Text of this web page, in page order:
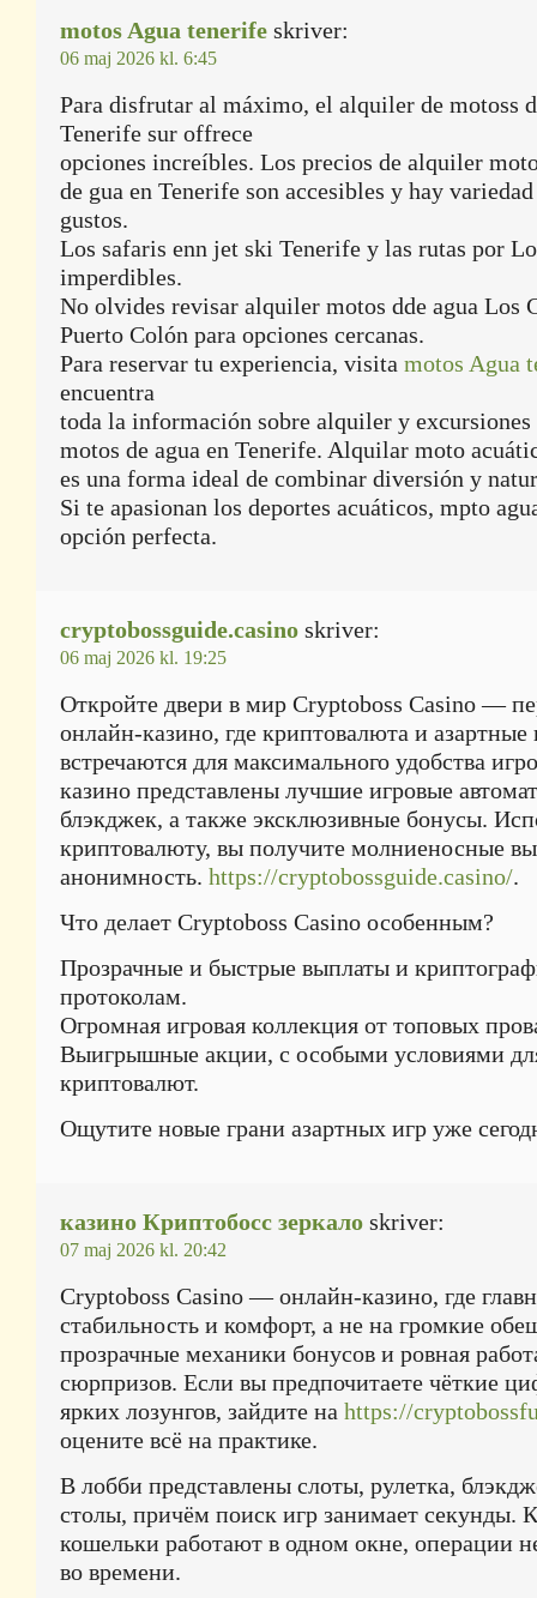
motos Agua tenerife skriver:
06 maj 2026 kl. 6:45
Para disfrutar al máximo, el alquiler de motoss
Tenerife sur offrece
opciones increíbles. Los precios de alquiler
de gua en Tenerife son accesibles y hay
gustos.
Los safaris enn jet ski Tenerife y las rutas por
imperdibles.
No olvides revisar alquiler motos dde agua Los
Puerto Colón para opciones cercanas.
Para reservar tu experiencia, visita motos Agua
encuentra
toda la información sobre alquiler y excursiones
motos de agua en Tenerife. Alquilar moto
es una forma ideal de combinar diversión y
Si te apasionan los deportes acuáticos, mpto
opción perfecta.
cryptobossguide.casino skriver:
06 maj 2026 kl. 19:25
Откройте двери в мир Cryptoboss Casino —
онлайн-казино, где криптовалюта и азартные
встречаются для максимального удобства
казино представлены лучшие игровые
блэкджек, а также эксклюзивные бонусы.
криптовалюту, вы получите молниеносные
анонимность. https://cryptobossguide.casino/.
Что делает Cryptoboss Casino особенным?
Прозрачные и быстрые выплаты и
протоколам.
Огромная игровая коллекция от топовых
Выигрышные акции, с особыми условиями
криптовалют.
Ощутите новые грани азартных игр уже
казино Криптобосс зеркало skriver:
07 maj 2026 kl. 20:42
Cryptoboss Casino — онлайн-казино, где
стабильность и комфорт, а не на громкие
прозрачные механики бонусов и ровная
сюрпризов. Если вы предпочитаете чёткие
ярких лозунгов, зайдите на https://
оцените всё на практике.
В лобби представлены слоты, рулетка,
столы, причём поиск игр занимает секунды.
кошельки работают в одном окне, операции
во времени.